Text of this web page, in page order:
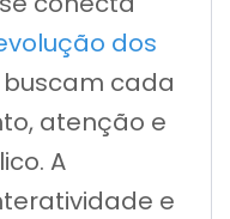
dos
buscam cada
atenção e
A
e